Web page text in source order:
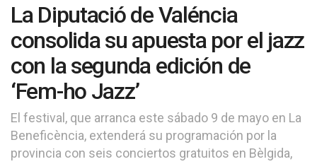
La Diputació de Valéncia
consolida su apuesta por el jazz
con la segunda edición de
‘Fem-ho Jazz’
El festival, que arranca este sábado 9 de mayo en La
Beneficència, extenderá su programación por la
provincia con seis conciertos gratuitos en Bèlgida,